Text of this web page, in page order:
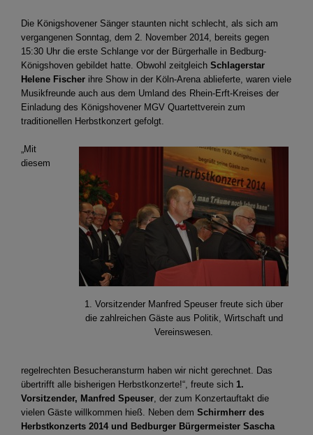
Die Königshovener Sänger staunten nicht schlecht, als sich am
vergangenen Sonntag, dem 2. November 2014, bereits gegen
15:30 Uhr die erste Schlange vor der Bürgerhalle in Bedburg-
Königshoven gebildet hatte. Obwohl zeitgleich Schlagerstar
Helene Fischer ihre Show in der Köln-Arena ablieferte, waren viele
Musikfreunde auch aus dem Umland des Rhein-Erft-Kreises der
Einladung des Königshovener MGV Quartettverein zum
traditionellen Herbstkonzert gefolgt.
1. Vorsitzender Manfred Speuser freute sich über
die zahlreichen Gäste aus Politik, Wirtschaft und
Vereinswesen.
„Mit
diesem
regelrechten Besucheransturm haben wir nicht gerechnet. Das
übertrifft alle bisherigen Herbstkonzerte!“, freute sich 1.
Vorsitzender, Manfred Speuser , der zum Konzertauftakt die
vielen Gäste willkommen hieß. Neben dem Schirmherr des
Herbstkonzerts 2014 und Bedburger Bürgermeister Sascha